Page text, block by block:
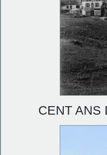
CENT ANS